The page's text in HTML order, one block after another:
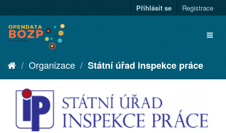
Přihlásit se Registrace
Organizace Státní úřad inspekce práce